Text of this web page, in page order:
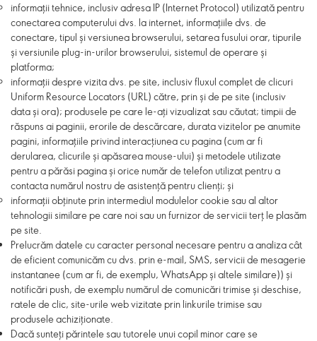
informații tehnice, inclusiv adresa IP (Internet Protocol) utilizată pentru
conectarea computerului dvs. la internet, informațiile dvs. de
conectare, tipul și versiunea browserului, setarea fusului orar, tipurile
și versiunile plug-in-urilor browserului, sistemul de operare și
platforma;
informații despre vizita dvs. pe site, inclusiv fluxul complet de clicuri
Uniform Resource Locators (URL) către, prin și de pe site (inclusiv
data și ora); produsele pe care le-ați vizualizat sau căutat; timpii de
răspuns ai paginii, erorile de descărcare, durata vizitelor pe anumite
pagini, informațiile privind interacțiunea cu pagina (cum ar fi
derularea, clicurile și apăsarea mouse-ului) și metodele utilizate
pentru a părăsi pagina și orice număr de telefon utilizat pentru a
contacta numărul nostru de asistență pentru clienți; și
informații obținute prin intermediul modulelor cookie sau al altor
tehnologii similare pe care noi sau un furnizor de servicii terț le plasăm
pe site.
Prelucrăm datele cu caracter personal necesare pentru a analiza cât
de eficient comunicăm cu dvs. prin e-mail, SMS, servicii de mesagerie
instantanee (cum ar fi, de exemplu, WhatsApp și altelesimilare)) și
notificări push, de exemplu numărul de comunicări trimise și deschise,
ratele de clic, site-urile web vizitate prin linkurile trimise sau
produsele achiziționate.
Dacă sunteți părintele sau tutorele unui copil minor care se